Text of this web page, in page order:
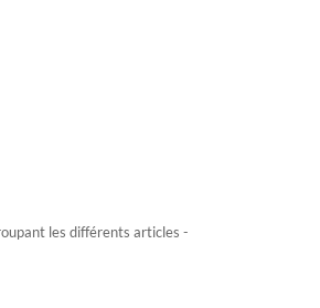
les différents articles -